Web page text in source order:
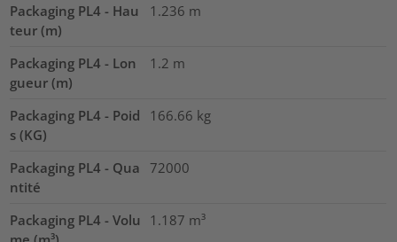
Packaging PL4 - Hau
teur (m)
1.236 m
Packaging PL4 - Lon
gueur (m)
1.2 m
Packaging PL4 - Poid
s (KG)
166.66 kg
Packaging PL4 - Qua
ntité
72000
Packaging PL4 - Volu
1.187 m³